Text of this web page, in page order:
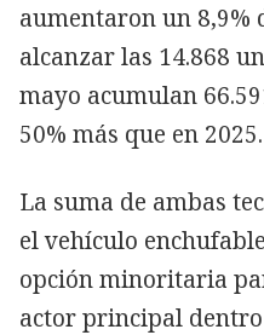
aumentaron un 8,9%
alcanzar las 14.868
mayo acumulan
50% más que en 2025.
La suma de ambas
el vehículo
opción minoritaria
actor principal